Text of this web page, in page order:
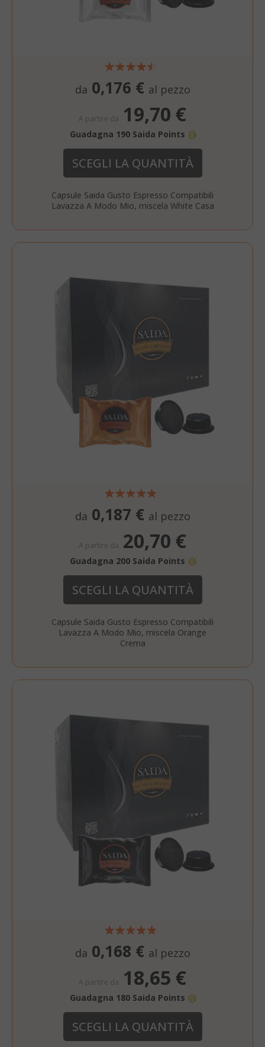
da 0,176 € al pezzo
A partire da 19,70 €
Guadagna 190 Saida Points
SCEGLI LA QUANTITÀ
Capsule Saida Gusto Espresso Compatibili
Lavazza A Modo Mio, miscela White Casa
da 0,187 € al pezzo
A partire da 20,70 €
Guadagna 200 Saida Points
SCEGLI LA QUANTITÀ
Capsule Saida Gusto Espresso Compatibili
Lavazza A Modo Mio, miscela Orange
Crema
da 0,168 € al pezzo
A partire da 18,65 €
Guadagna 180 Saida Points
SCEGLI LA QUANTITÀ